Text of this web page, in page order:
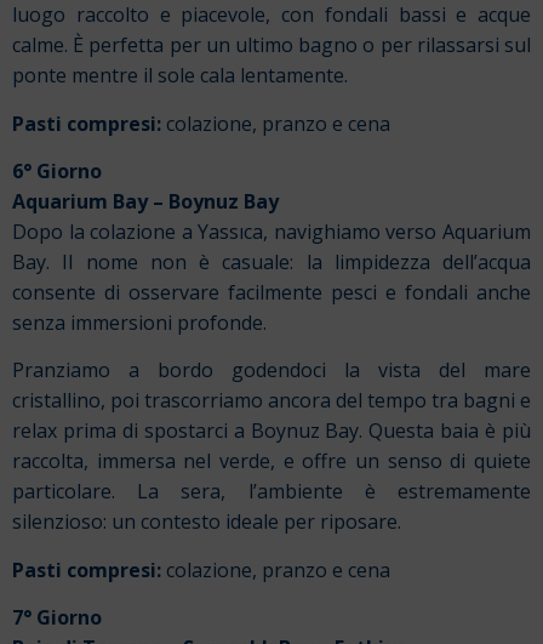
luogo raccolto e piacevole, con fondali bassi e acque
calme. È perfetta per un ultimo bagno o per rilassarsi sul
ponte mentre il sole cala lentamente.
Pasti compresi: colazione, pranzo e cena
6° Giorno
Aquarium Bay – Boynuz Bay
Dopo la colazione a Yassıca, navighiamo verso Aquarium
Bay. Il nome non è casuale: la limpidezza dell’acqua
consente di osservare facilmente pesci e fondali anche
senza immersioni profonde.
Pranziamo a bordo godendoci la vista del mare
cristallino, poi trascorriamo ancora del tempo tra bagni e
relax prima di spostarci a Boynuz Bay. Questa baia è più
raccolta, immersa nel verde, e offre un senso di quiete
particolare. La sera, l’ambiente è estremamente
silenzioso: un contesto ideale per riposare.
Pasti compresi: colazione, pranzo e cena
7° Giorno